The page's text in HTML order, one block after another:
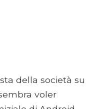
della società su
voler